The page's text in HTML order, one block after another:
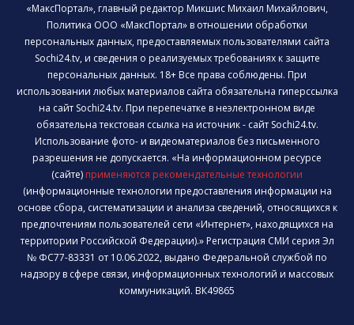
«МаксПортал», главный редактор Микшис Михаил Михайлович,
Политика ООО «МаксПортал» в отношении обработки
персональных данных, предоставляемых пользователями сайта
Sochi24.tv, и сведения о реализуемых требованиях к защите
персональных данных. 18+ Все права соблюдены. При
использовании любых материалов сайта обязательна гиперссылка
на сайт Sochi24.tv. При перепечатке в неэлектронном виде
обязательна текстовая ссылка на источник - сайт Sochi24.tv.
Использование фото- и видеоматериалов без письменного
разрешения не допускается. «На информационном ресурсе
(сайте) применяются рекомендательные технологии
(информационные технологии предоставления информации на
основе сбора, систематизации и анализа сведений, относящихся к
предпочтениям пользователей сети «Интернет», находящихся на
территории Российской Федерации).» Регистрация СМИ серия Эл
№ ФС77-83331 от 10.06.2022, выдано Федеральной службой по
надзору в сфере связи, информационных технологий и массовых
коммуникаций. ВК49865